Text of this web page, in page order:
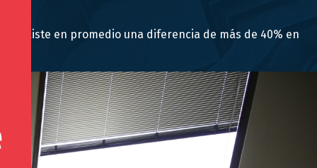
existe en promedio una diferencia de más de 40% en